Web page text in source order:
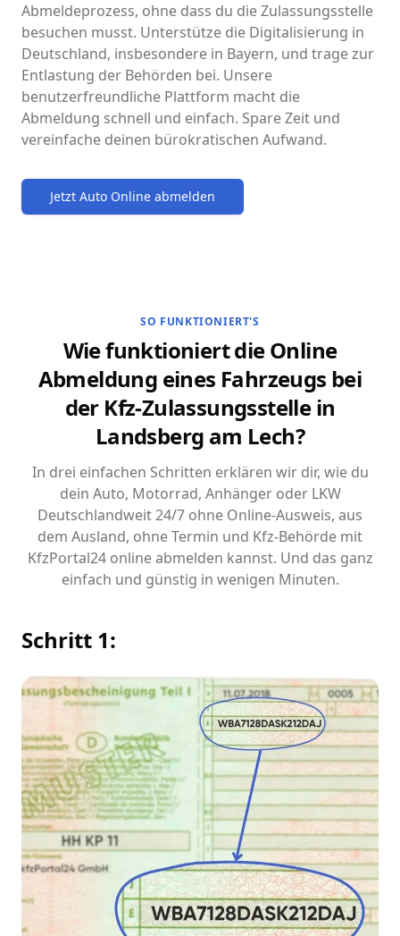
Abmeldeprozess, ohne dass du die Zulassungsstelle
besuchen musst. Unterstütze die Digitalisierung in
Deutschland, insbesondere in Bayern, und trage zur
Entlastung der Behörden bei. Unsere
benutzerfreundliche Plattform macht die
Abmeldung schnell und einfach. Spare Zeit und
vereinfache deinen bürokratischen Aufwand.
Jetzt Auto Online abmelden
SO FUNKTIONIERT'S
Wie funktioniert die Online
Abmeldung eines Fahrzeugs bei
der Kfz-Zulassungsstelle in
Landsberg am Lech?
In drei einfachen Schritten erklären wir dir, wie du
dein Auto, Motorrad, Anhänger oder LKW
Deutschlandweit 24/7 ohne Online-Ausweis, aus
dem Ausland, ohne Termin und Kfz-Behörde mit
KfzPortal24 online abmelden kannst. Und das ganz
einfach und günstig in wenigen Minuten.
Schritt 1: